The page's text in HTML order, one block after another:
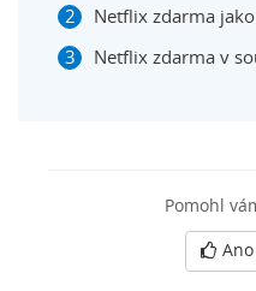
Netflix zdarma
Netflix zdarma v
Pomohl
Ano